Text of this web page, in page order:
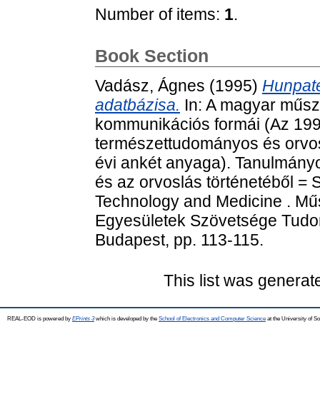
Number of items: 1.
Book Section
Vadász, Ágnes (1995)
adatbázisa. In: A magyar
kommunikációs formái (Az
természettudományos és
évi ankét anyaga).
és az orvoslás történetéből =
Technology and Medicine .
Egyesületek Szövetsége
Budapest, pp. 113-115.
This list was
REAL-EOD is powered by EPrints 3which is developed by the School of Electronics and Computer Science at the University of